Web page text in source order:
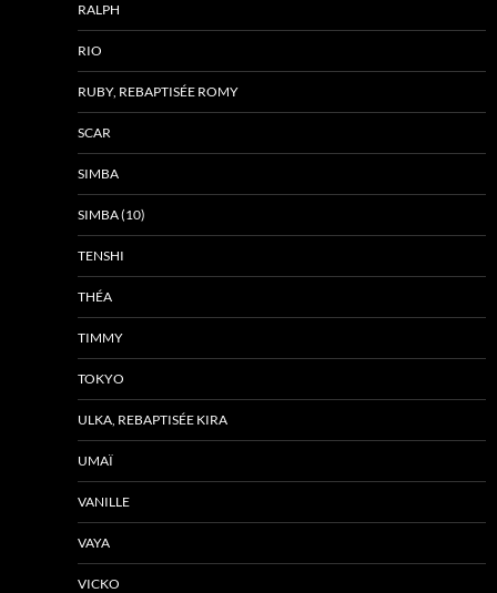
RALPH
RIO
RUBY, REBAPTISÉE ROMY
SCAR
SIMBA
SIMBA (10)
TENSHI
THÉA
TIMMY
TOKYO
ULKA, REBAPTISÉE KIRA
UMAÏ
VANILLE
VAYA
VICKO